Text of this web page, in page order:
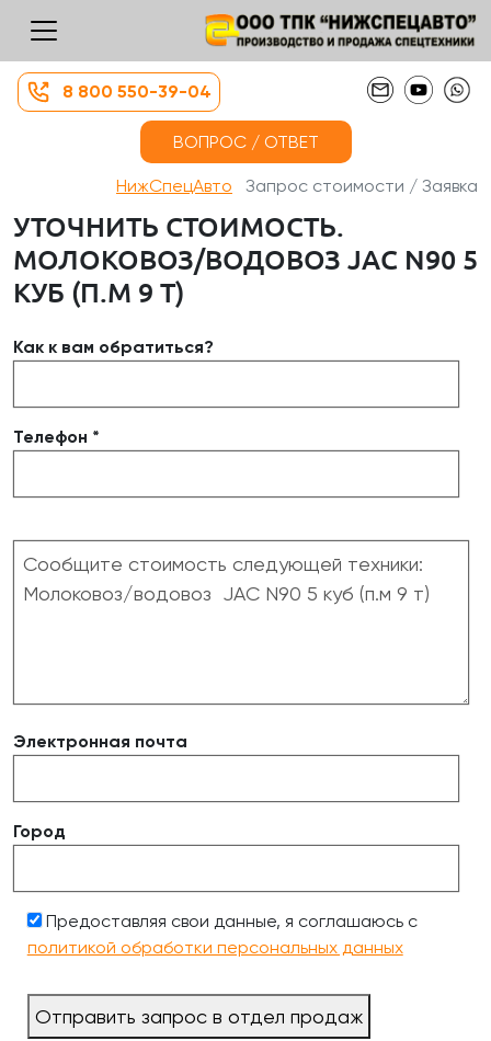
8 800 550-39-04
ВОПРОС / ОТВЕТ
НижСпецАвто Запрос стоимости / Заявка
УТОЧНИТЬ СТОИМОСТЬ.
МОЛОКОВОЗ/ВОДОВОЗ JAC N90 5
КУБ (П.М 9 Т)
Как к вам обратиться?
Телефон *
Электронная почта
Город
Предоставляя свои данные, я соглашаюсь с
политикой обработки персональных данных
Отправить запрос в отдел продаж